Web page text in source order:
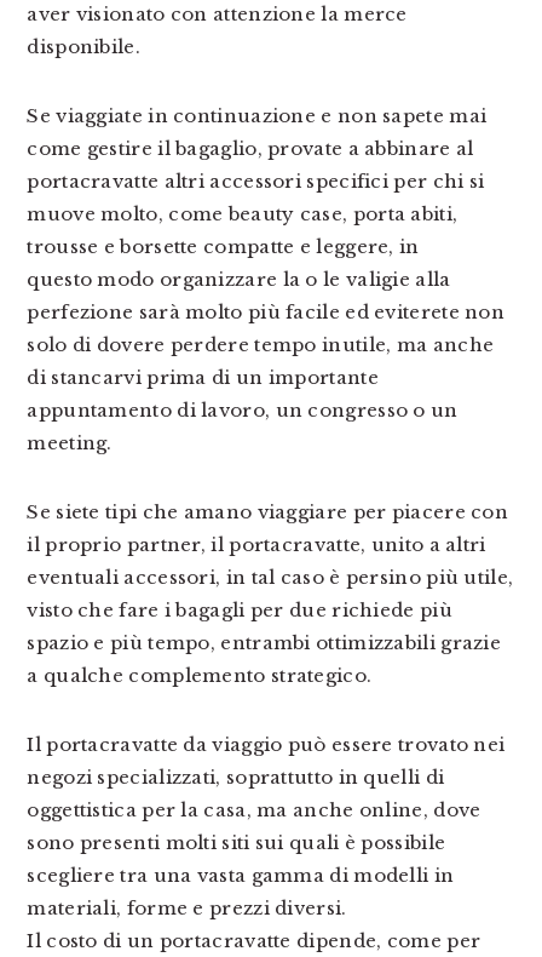
aver visionato con attenzione la merce
disponibile.
Se viaggiate in continuazione e non sapete mai
come gestire il bagaglio, provate a abbinare al
portacravatte altri accessori specifici per chi si
muove molto, come beauty case, porta abiti,
trousse e borsette compatte e leggere, in
questo modo organizzare la o le valigie alla
perfezione sarà molto più facile ed eviterete non
solo di dovere perdere tempo inutile, ma anche
di stancarvi prima di un importante
appuntamento di lavoro, un congresso o un
meeting.
Se siete tipi che amano viaggiare per piacere con
il proprio partner, il portacravatte, unito a altri
eventuali accessori, in tal caso è persino più utile,
visto che fare i bagagli per due richiede più
spazio e più tempo, entrambi ottimizzabili grazie
a qualche complemento strategico.
Il portacravatte da viaggio può essere trovato nei
negozi specializzati, soprattutto in quelli di
oggettistica per la casa, ma anche online, dove
sono presenti molti siti sui quali è possibile
scegliere tra una vasta gamma di modelli in
materiali, forme e prezzi diversi.
Il costo di un portacravatte dipende, come per